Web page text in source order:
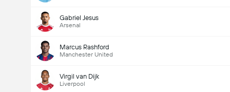
Gabriel Jesus
Arsenal
Marcus Rashford
Manchester United
Virgil van Dijk
Liverpool